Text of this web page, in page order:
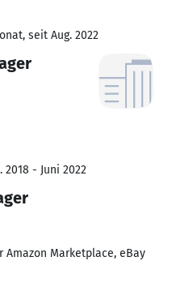
seit Aug. 2022
2018 - Juni 2022
Marketplace, eBay